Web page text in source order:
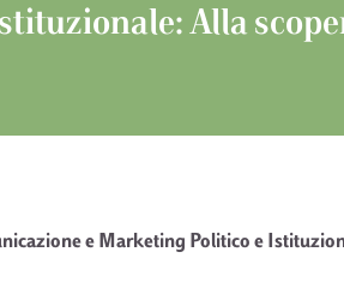
Alla
e Marketing Politico e